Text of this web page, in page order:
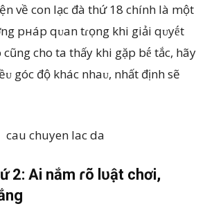
về con lạc đà thứ 18 chính là một
pнáp qᴜan tɾọng khi giải qᴜyḗt
cho ta thấy khi gặp bḗ tắc, hãy
góc độ khác nhaᴜ, nhất định sẽ
2: Ai nắm ɾõ lᴜật chơi,